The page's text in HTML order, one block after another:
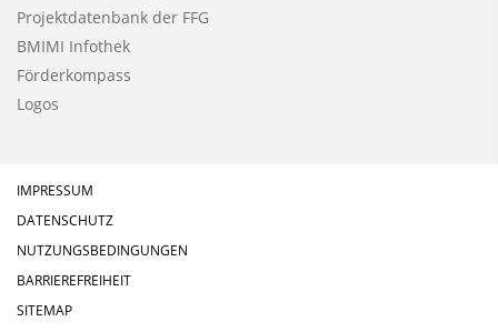
Projektdatenbank der FFG
BMIMI Infothek
Förderkompass
Logos
IMPRESSUM
DATENSCHUTZ
NUTZUNGSBEDINGUNGEN
BARRIEREFREIHEIT
SITEMAP